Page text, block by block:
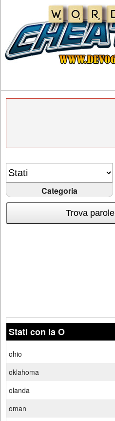
Categoria
Trova parole
Stati con la O
ohio
oklahoma
olanda
oman